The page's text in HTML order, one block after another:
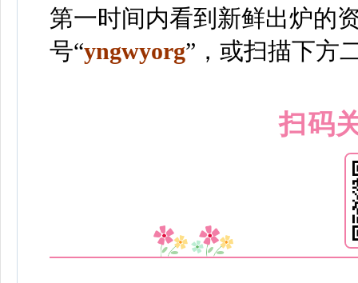
第一时间内看到新鲜出炉的
号“yngwyorg” ，或扫描下方
扫码